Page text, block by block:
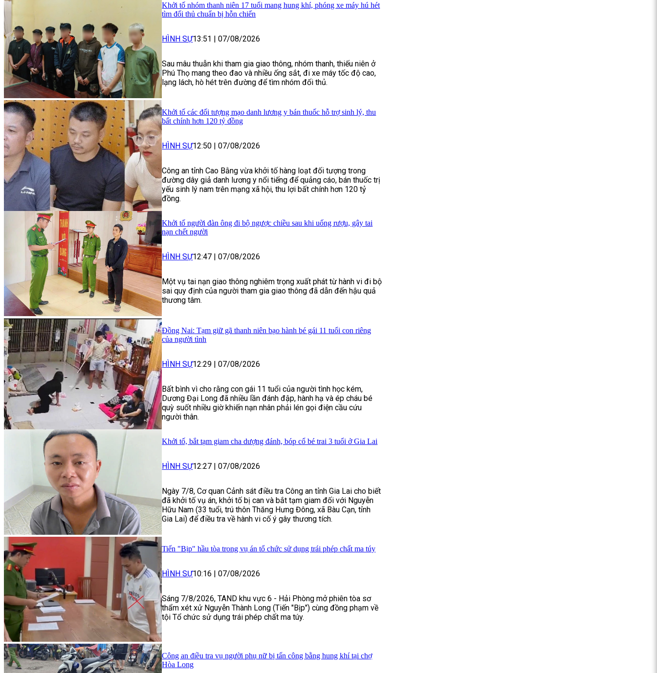
Khởi tố nhóm thanh niên 17 tuổi mang hung khí, phóng xe máy hú hét
tìm đối thủ chuẩn bị hỗn chiến
HÌNH SỰ13:51 | 07/08/2026
Sau mâu thuẫn khi tham gia giao thông, nhóm thanh, thiếu niên ở
Phú Thọ mang theo đao và nhiều ống sắt, đi xe máy tốc độ cao,
lạng lách, hò hét trên đường để tìm nhóm đối thủ.
Khởi tố các đối tượng mạo danh lương y bán thuốc hỗ trợ sinh lý, thu
bất chính hơn 120 tỷ đồng
HÌNH SỰ12:50 07/08/2026
Công an tỉnh Cao Bằng vừa khởi tố hàng loạt đối tượng trong
đường dây giả danh lương y nổi tiếng để quảng cáo, bán thuốc trị
yếu sinh lý nam trên mạng xã hội, thu lợi bất chính hơn 120 tỷ
đồng.
Khởi tố người đàn ông đi bộ ngược chiều sau khi uống rượu, gây tai
nạn chết người
HÌNH SỰ12:47 07/08/2026
Một vụ tai nạn giao thông nghiêm trọng xuất phát từ hành vi đi bộ
sai quy định của người tham gia giao thông đã dẫn đến hậu quả
thương tâm.
Đồng Nai: Tạm giữ gã thanh niên bạo hành bé gái 11 tuổi con riêng
của người tình
HÌNH SỰ12:29 | 07/08/2026
Bất bình vì cho rằng con gái 11 tuổi của người tình học kém,
Dương Đại Long đã nhiều lần đánh đập, hành hạ và ép cháu bé
quỳ suốt nhiều giờ khiến nạn nhân phải lén gọi điện cầu cứu
người thân.
Khởi tố, bắt tạm giam cha dượng đánh, bóp cổ bé trai 3 tuổi ở Gia Lai
HÌNH SỰ12:27 | 07/08/2026
Ngày 7/8, Cơ quan Cảnh sát điều tra Công an tỉnh Gia Lai cho biết
đã khởi tố vụ án, khởi tố bị can và bắt tạm giam đối với Nguyễn
Hữu Nam (33 tuổi, trú thôn Thăng Hưng Đông, xã Bàu Cạn, tỉnh
Gia Lai) để điều tra về hành vi cố ý gây thương tích.
Tiến "Bịp" hầu tòa trong vụ án tổ chức sử dụng trái phép chất ma túy
HÌNH SỰ10:16 | 07/08/2026
Sáng 7/8/2026, TAND khu vực 6 - Hải Phòng mở phiên tòa sơ
thẩm xét xử Nguyễn Thành Long (Tiến "Bịp") cùng đồng phạm về
tội Tổ chức sử dụng trái phép chất ma túy.
Công an điều tra vụ người phụ nữ bị tấn công bằng hung khí tại chợ
Hòa Long